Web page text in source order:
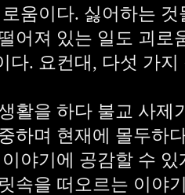
움이다. 싫어하는
어져 있는 일도 괴로
다. 요컨대, 다섯 가
활을 하다 불교 사제
하며 현재에 몰두하
야기에 공감할 수
속을 떠오르는 이야